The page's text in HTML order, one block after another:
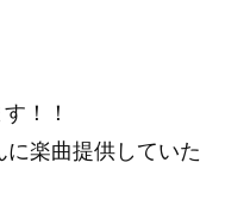
！！
に楽曲提供していた